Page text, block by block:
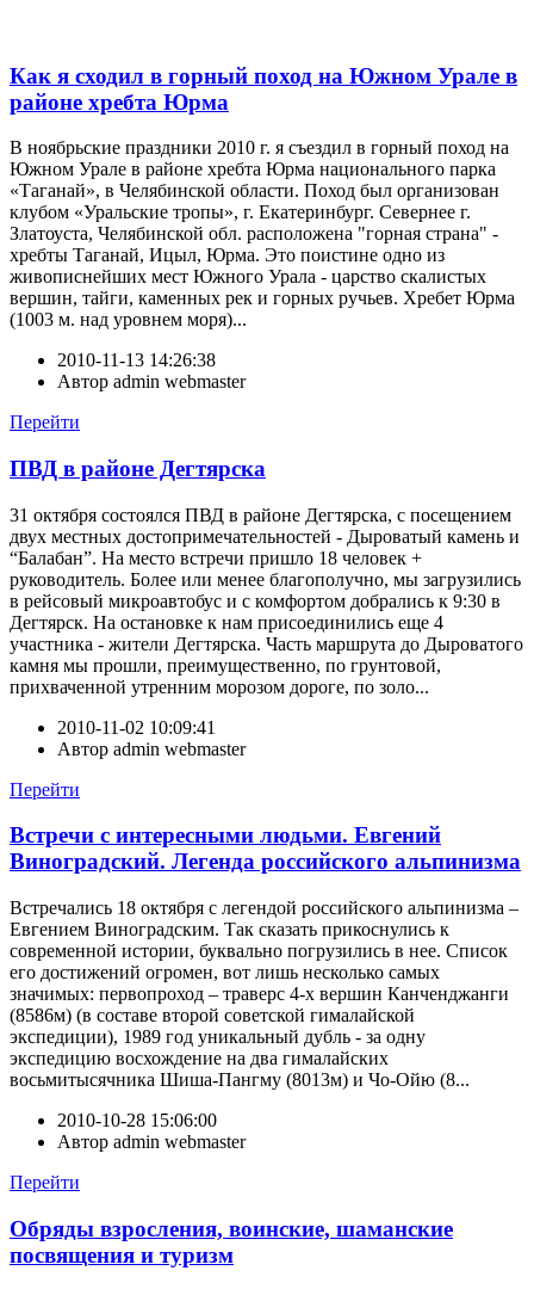
Как я сходил в горный поход на Южном Урале в
районе хребта Юрма
В ноябрьские праздники 2010 г. я съездил в горный поход на
Южном Урале в районе хребта Юрма национального парка
«Таганай», в Челябинской области. Поход был организован
клубом «Уральские тропы», г. Екатеринбург. Севернее г.
Златоуста, Челябинской обл. расположена "горная страна" -
хребты Таганай, Ицыл, Юрма. Это поистине одно из
живописнейших мест Южного Урала - царство скалистых
вершин, тайги, каменных рек и горных ручьев. Хребет Юрма
(1003 м. над уровнем моря)...
2010-11-13 14:26:38
Автор admin webmaster
Перейти
ПВД в районе Дегтярска
31 октября состоялся ПВД в районе Дегтярска, с посещением
двух местных достопримечательностей - Дыроватый камень и
“Балабан”. На место встречи пришло 18 человек +
руководитель. Более или менее благополучно, мы загрузились
в рейсовый микроавтобус и с комфортом добрались к 9:30 в
Дегтярск. На остановке к нам присоединились еще 4
участника - жители Дегтярска. Часть маршрута до Дыроватого
камня мы прошли, преимущественно, по грунтовой,
прихваченной утренним морозом дороге, по золо...
2010-11-02 10:09:41
Автор admin webmaster
Перейти
Встречи с интересными людьми. Евгений
Виноградский. Легенда российского альпинизма
Встречались 18 октября с легендой российского альпинизма –
Евгением Виноградским. Так сказать прикоснулись к
современной истории, буквально погрузились в нее. Список
его достижений огромен, вот лишь несколько самых
значимых: первопроход – траверс 4-х вершин Канченджанги
(8586м) (в составе второй советской гималайской
экспедиции), 1989 год уникальный дубль - за одну
экспедицию восхождение на два гималайских
восьмитысячника Шиша-Пангму (8013м) и Чо-Ойю (8...
2010-10-28 15:06:00
Автор admin webmaster
Перейти
Обряды взросления, воинские, шаманские
посвящения и туризм